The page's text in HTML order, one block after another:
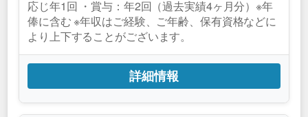
応じ年1回 ・賞与：年2回（過去実績4ヶ月分）※年
俸に含む ※年収はご経験、ご年齢、保有資格などに
より上下することがございます。
詳細情報